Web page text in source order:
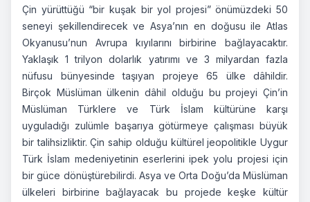
Çin yürüttüğü “bir kuşak bir yol projesi” önümüzdeki 50
seneyi şekillendirecek ve Asya’nın en doğusu ile Atlas
Okyanusu’nun Avrupa kıyılarını birbirine bağlayacaktır.
Yaklaşık 1 trilyon dolarlık yatırımı ve 3 milyardan fazla
nüfusu bünyesinde taşıyan projeye 65 ülke dâhildir.
Birçok Müslüman ülkenin dâhil olduğu bu projeyi Çin’in
Müslüman Türklere ve Türk İslam kültürüne karşı
uyguladığı zulümle başarıya götürmeye çalışması büyük
bir talihsizliktir. Çin sahip olduğu kültürel jeopolitikle Uygur
Türk İslam medeniyetinin eserlerini ipek yolu projesi için
bir güce dönüştürebilirdi. Asya ve Orta Doğu’da Müslüman
ülkeleri birbirine bağlayacak bu projede keşke kültür